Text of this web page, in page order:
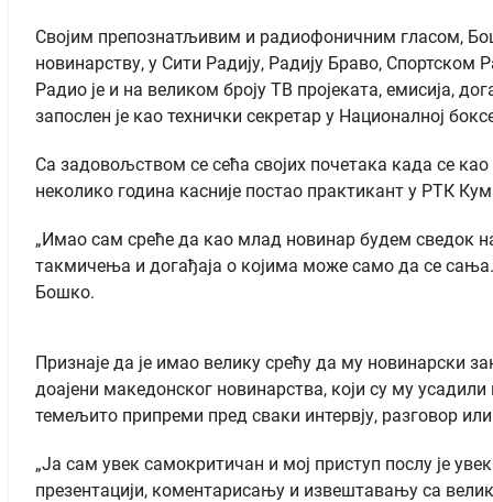
Својим препознатљивим и радиофоничним гласом,
новинарству, у Сити Радију, Радију Браво,
Радио је и на великом броју ТВ пројеката, емисија,
запослен је као технички секретар у Националној
Са задовољством се сећа својих почетака када се
неколико година касније постао практикант у РТК
„Имао сам среће да као млад новинар будем сведок
такмичења и догађаја о којима може само да се
Бошко.
Признаје да је имао велику срећу да му новинарски
доајени македонског новинарства, који су му
темељито припреми пред сваки интервју, разговор
„Ја сам увек самокритичан и мој приступ послу је
презентацији, коментарисању и извештавању са